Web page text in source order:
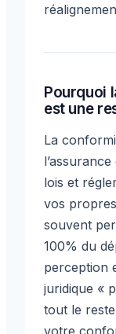
Pourquoi
est une
La
lois et
vos
souvent
100% du
perception
juridique «
tout le
votre